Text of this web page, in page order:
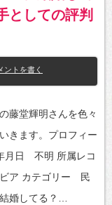
としての評判
ントを書く
藤堂輝明さんを色々
きます。プロフィー
月日 不明 所属レコ
ア カテゴリー 民
婚してる？…